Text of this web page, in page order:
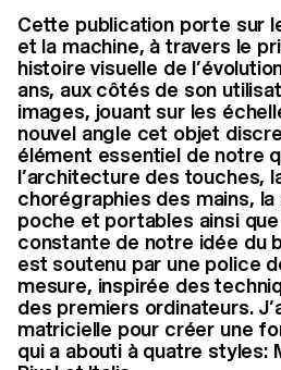
Cette publication porte sur
et la machine, à travers le
histoire visuelle de
ans, aux côtés de son
images, jouant sur les
nouvel angle cet objet
élément essentiel de notre
l’architecture des touches,
chorégraphies des mains, la
poche et portables ainsi que
constante de notre idée du
est soutenu par une police
mesure, inspirée des
des premiers ordinateurs.
matricielle pour créer une
qui a abouti à quatre styles: